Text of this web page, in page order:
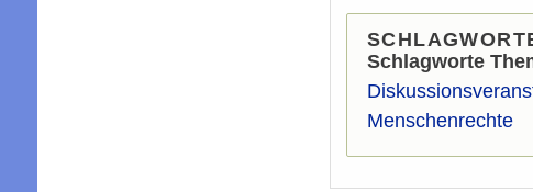
Schlagworte
Menschenrechte